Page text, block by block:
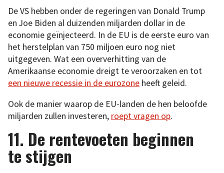
De VS hebben onder de regeringen van Donald Trump
en Joe Biden al duizenden miljarden dollar in de
economie geïnjecteerd. In de EU is de eerste euro van
het herstelplan van 750 miljoen euro nog niet
uitgegeven. Wat een oververhitting van de
Amerikaanse economie dreigt te veroorzaken en tot
een nieuwe recessie in de eurozone heeft geleid.
Ook de manier waarop de EU-landen de hen beloofde
miljarden zullen investeren, roept vragen op.
11. De rentevoeten beginnen
te stijgen